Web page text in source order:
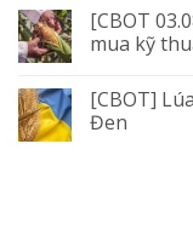
[CBOT
mua kỹ
[CBOT]
Đen